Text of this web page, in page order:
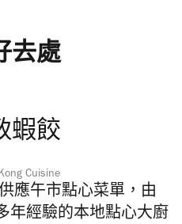
去處
蝦餃
Cuisine
應午市點心菜單，由
年經驗的本地點心大廚